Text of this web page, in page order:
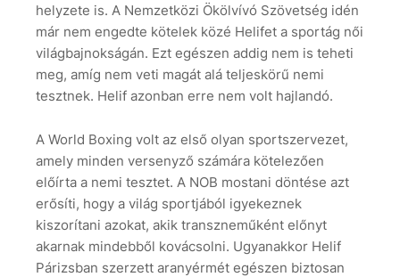
helyzete is. A Nemzetközi Ökölvívó Szövetség idén
már nem engedte kötelek közé Helifet a sportág női
világbajnokságán. Ezt egészen addig nem is teheti
meg, amíg nem veti magát alá teljeskörű nemi
tesztnek. Helif azonban erre nem volt hajlandó.
A World Boxing volt az első olyan sportszervezet,
amely minden versenyző számára kötelezően
előírta a nemi tesztet. A NOB mostani döntése azt
erősíti, hogy a világ sportjából igyekeznek
kiszorítani azokat, akik transzneműként előnyt
akarnak mindebből kovácsolni. Ugyanakkor Helif
Párizsban szerzett aranyérmét egészen biztosan